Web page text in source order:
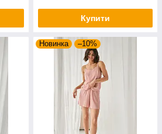
Купити
Новинка –10%